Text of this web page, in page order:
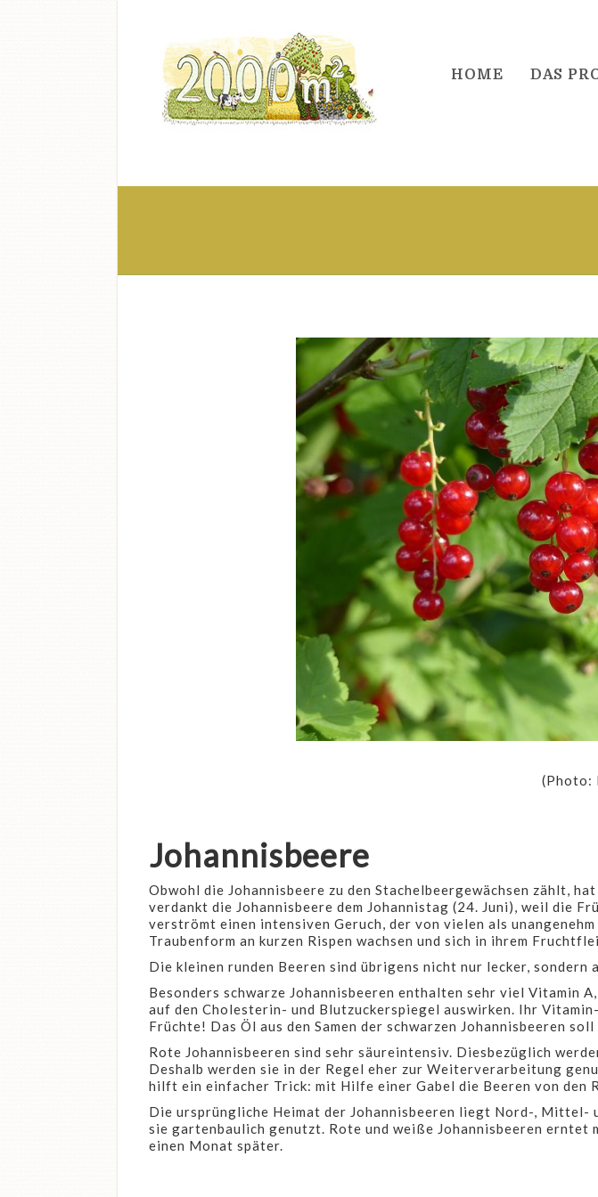
HOME DAS
(Photo:
Johannisbeere
Obwohl die Johannisbeere zu den Stachelbeergewächsen zählt,
verdankt die Johannisbeere dem Johannistag (24. Juni), weil die
verströmt einen intensiven Geruch, der von vielen als
Traubenform an kurzen Rispen wachsen und sich in ihrem
Die kleinen runden Beeren sind übrigens nicht nur lecker, sondern
Besonders schwarze Johannisbeeren enthalten sehr viel Vitamin
auf den Cholesterin- und Blutzuckerspiegel auswirken. Ihr
Früchte! Das Öl aus den Samen der schwarzen Johannisbeeren
Rote Johannisbeeren sind sehr säureintensiv. Diesbezüglich
Deshalb werden sie in der Regel eher zur Weiterverarbeitung
hilft ein einfacher Trick: mit Hilfe einer Gabel die Beeren von den
Die ursprüngliche Heimat der Johannisbeeren liegt Nord-, Mittel-
sie gartenbaulich genutzt. Rote und weiße Johannisbeeren erntet
einen Monat später.